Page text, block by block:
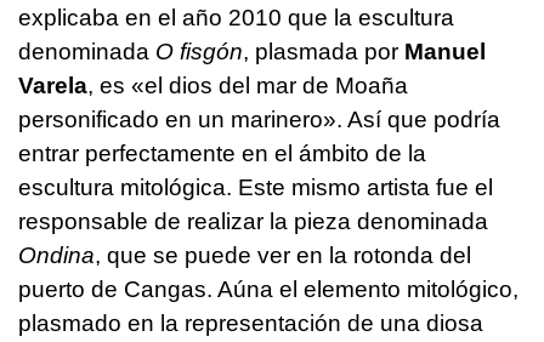
explicaba en el año 2010 que la escultura
denominada O fisgón, plasmada por Manuel
Varela, es «el dios del mar de Moaña
personificado en un marinero». Así que podría
entrar perfectamente en el ámbito de la
escultura mitológica. Este mismo artista fue el
responsable de realizar la pieza denominada
Ondina, que se puede ver en la rotonda del
puerto de Cangas. Aúna el elemento mitológico,
plasmado en la representación de una diosa